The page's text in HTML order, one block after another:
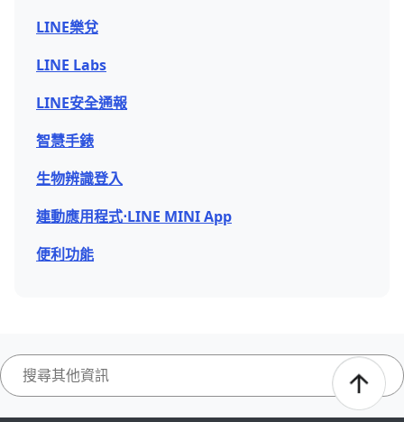
LINE樂兌
LINE Labs
LINE安全通報
智慧手錶
生物辨識登入
連動應用程式⋅LINE MINI App
便利功能